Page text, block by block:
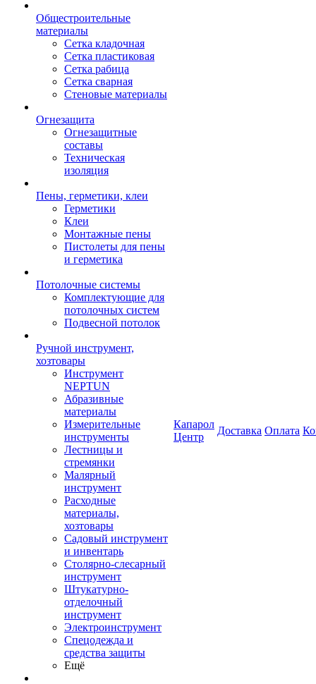
Общестроительные
материалы
Сетка кладочная
Сетка пластиковая
Сетка рабица
Сетка сварная
Стеновые материалы
Огнезащита
Огнезащитные
составы
Техническая
изоляция
Пены, герметики, клеи
Герметики
Клеи
Монтажные пены
Пистолеты для пены
и герметика
Потолочные системы
Комплектующие для
потолочных систем
Подвесной потолок
Ручной инструмент,
хозтовары
Инструмент
NEPTUN
Абразивные
материалы
Измерительные
инструменты
Лестницы и
стремянки
Малярный
инструмент
Расходные
материалы,
хозтовары
Садовый инструмент
и инвентарь
Столярно-слесарный
инструмент
Штукатурно-
отделочный
инструмент
Электроинструмент
Спецодежда и
средства защиты
Ещё
Капарол
Центр
Доставка Оплата